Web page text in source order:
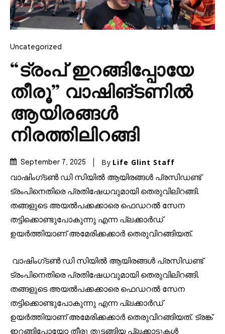
Join our community of
SUBSCRIBERS and be part of the
conversation.
Uncategorized
“ട്രംപ് ഇറങ്ങിപ്പോയേ
തീരൂ” വാഷിങ്ടണില്‍
ആയിരങ്ങൾ
നിരത്തിലിറങ്ങി
September 7, 2025 By Life Glint Staff
വാഷിംഗ്ടൺ ഡി സിയിൽ ആയിരങ്ങൾ പ്രസിഡണ്ട്
ട്രംപിനെതിരെ പ്രതിഷേധവുമായി തെരുവിലിറങ്ങി.
തങ്ങളുടെ അയൽപക്കക്കാരെ ഫെഡറൽ സേന
തട്ടിക്കൊണ്ടുപോകുന്നു എന്ന പ്ലക്കാർഡ്
ഉയർത്തിയാണ് അമേരിക്കക്കാർ തെരുവിറങ്ങിയത്.
വാഷിംഗ്ടൺ ഡി സിയിൽ ആയിരങ്ങൾ പ്രസിഡണ്ട്
ട്രംപിനെതിരെ പ്രതിഷേധവുമായി തെരുവിലിറങ്ങി.
തങ്ങളുടെ അയൽപക്കക്കാരെ ഫെഡറൽ സേന
തട്ടിക്കൊണ്ടുപോകുന്നു എന്ന പ്ലക്കാർഡ്
ഉയർത്തിയാണ് അമേരിക്കക്കാർ തെരുവിറങ്ങിയത്. ട്രങ്ക്
ഇറങ്ങിപ്പോയോ തീരൂ തുടങ്ങിയ പ്ലക്കാടുകൾ